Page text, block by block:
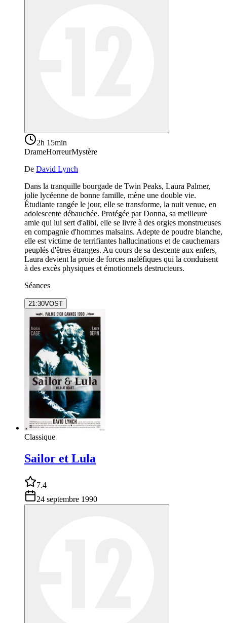
2h 15min
DrameHorreurMystère
De David Lynch
Dans la tranquille bourgade de Twin Peaks, Laura Palmer,
jolie lycéenne de bonne famille, mène une double vie.
Étudiante rangée le jour, elle se transforme, la nuit venue, en
adolescente débauchée. Protégée par Donna, sa meilleure
amie qui lui sert d'alibi, elle se livre à des orgies monstrueuses
en compagnie d'hommes malsains. Adepte de poudre blanche,
elle est victime de terrifiantes hallucinations et de cauchemars
peuplés d'êtres étranges. Au cours de sa descente aux enfers,
Laura devient la proie de forces maléfiques qui la conduisent
à des excès physiques et émotionnels destructeurs.
Séances
21:30VOST
Classique
Sailor et Lula
7.4
24 septembre 1990